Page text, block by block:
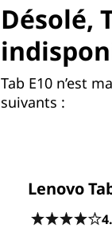
Désolé,
Tab E10 n’est
suivants :
Lenovo